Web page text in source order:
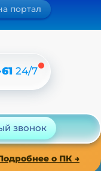
портал
24/7
звонок
о ПК →